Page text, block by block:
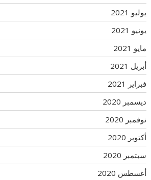
يوليو 2021
يونيو 2021
مايو 2021
أبريل 2021
فبراير 2021
ديسمبر 2020
نوفمبر 2020
أكتوبر 2020
سبتمبر 2020
أغسطس 2020